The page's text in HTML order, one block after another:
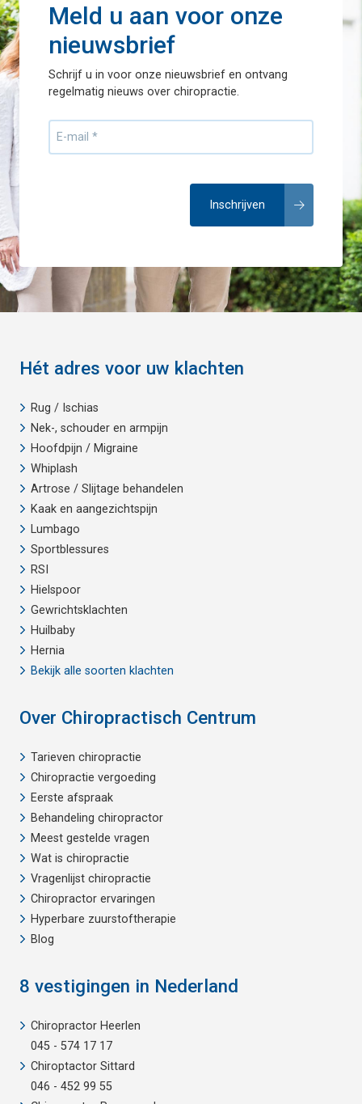
Meld u aan voor onze
nieuwsbrief
Schrijf u in voor onze nieuwsbrief en ontvang
regelmatig nieuws over chiropractie.
Hét adres voor uw klachten
Rug / Ischias
Nek-, schouder en armpijn
Hoofdpijn / Migraine
Whiplash
Artrose / Slijtage behandelen
Kaak en aangezichtspijn
Lumbago
Sportblessures
RSI
Hielspoor
Gewrichtsklachten
Huilbaby
Hernia
Bekijk alle soorten klachten
Over Chiropractisch Centrum
Tarieven chiropractie
Chiropractie vergoeding
Eerste afspraak
Behandeling chiropractor
Meest gestelde vragen
Wat is chiropractie
Vragenlijst chiropractie
Chiropractor ervaringen
Hyperbare zuurstoftherapie
Blog
8 vestigingen in Nederland
Chiropractor Heerlen
045 - 574 17 17
Chiroptactor Sittard
046 - 452 99 55